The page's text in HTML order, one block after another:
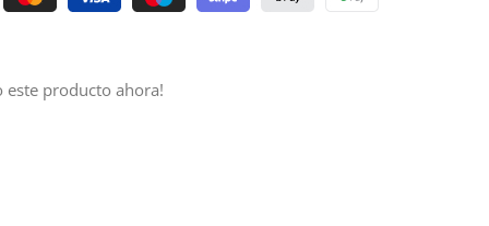
este producto ahora!